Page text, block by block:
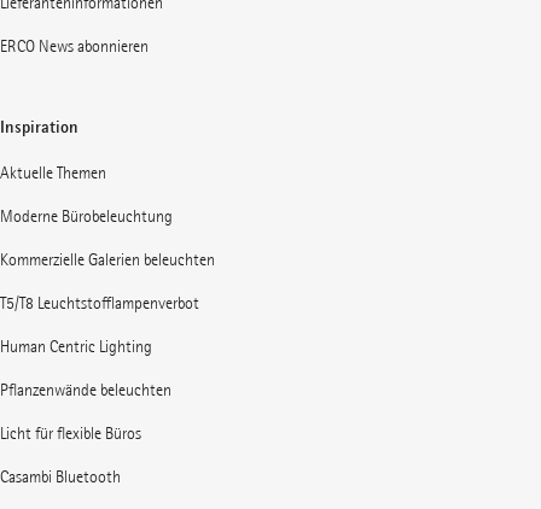
ERCO News abonnieren
Inspiration
Aktuelle Themen
Moderne Bürobeleuchtung
Kommerzielle Galerien beleuchten
T5/T8 Leuchtstofflampenverbot
Human Centric Lighting
Pflanzenwände beleuchten
Licht für flexible Büros
Casambi Bluetooth